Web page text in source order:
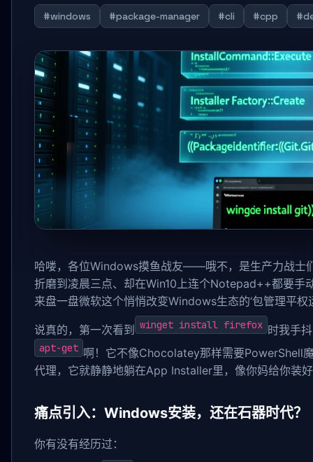
#windows #package-manager #cli #cpp
哈喽，各位Windows摸鱼战友——哦不，是生产力战士
折磨到凌晨三点、却在Win10上连个Notepad++都要手
来盘一盘微软这个悄悄改变Windows生态的‘包管理平权
说真的，第一次看到 winget install firefox 时我手
apt-get 啊！它不像Chocolatey那样需要PowerShell
代理，它就静静地躺在App Installer里，像你妈给你装
痛点引入：Windows安装，还在石器时代？
你有没有经历过：